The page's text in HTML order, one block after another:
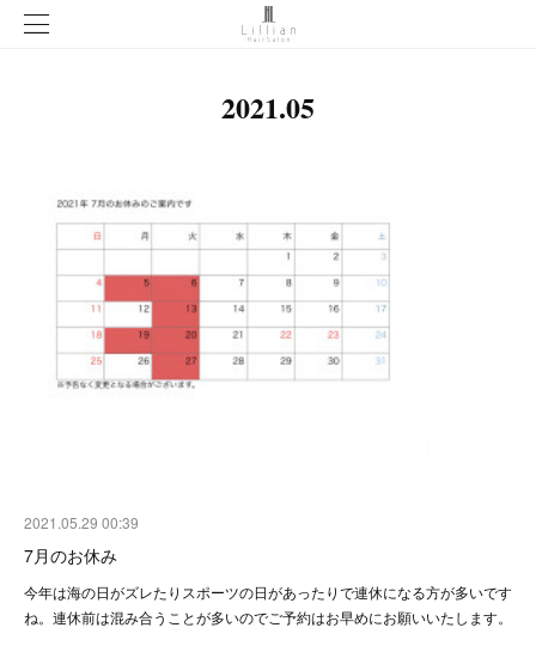
2021.05
2021.05.29 00:39
7月のお休み
今年は海の日がズレたりスポーツの日があったりで連休になる方が多いです
ね。連休前は混み合うことが多いのでご予約はお早めにお願いいたします。